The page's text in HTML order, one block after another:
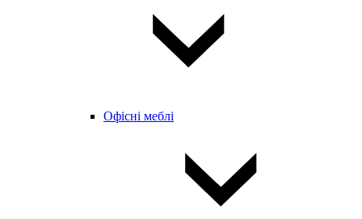
Офісні меблі